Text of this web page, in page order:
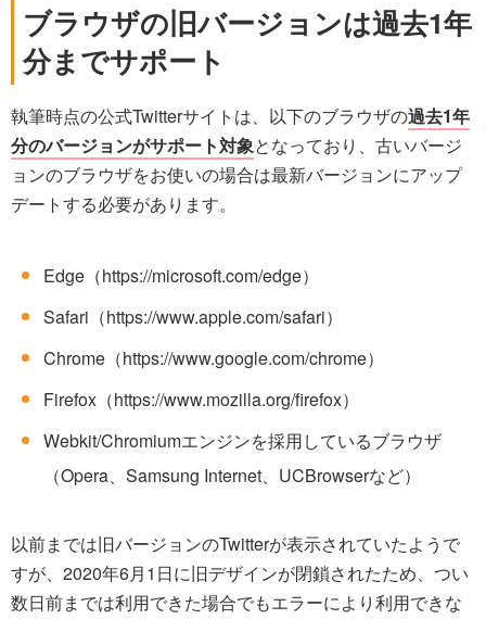
ブラウザの旧バージョンは過去1年
分までサポート
執筆時点の公式Twitterサイトは、以下のブラウザの過去1年
分のバージョンがサポート対象となっており、古いバージ
ョンのブラウザをお使いの場合は最新バージョンにアップ
デートする必要があります。
Edge（https://microsoft.com/edge）
Safari（https://www.apple.com/safari）
Chrome（https://www.google.com/chrome）
Firefox（https://www.mozilla.org/firefox）
Webkit/Chromiumエンジンを採用しているブラウザ
（Opera、Samsung Internet、UCBrowserなど）
以前までは旧バージョンのTwitterが表示されていたようで
すが、2020年6月1日に旧デザインが閉鎖されたため、つい
数日前までは利用できた場合でもエラーにより利用できな